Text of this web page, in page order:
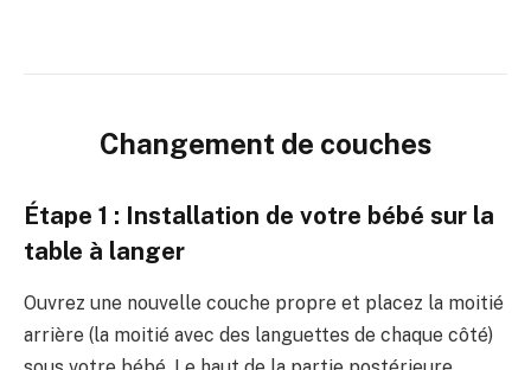
Changement de couches
Étape 1 : Installation de votre bébé sur la
table à langer
Ouvrez une nouvelle couche propre et placez la moitié
arrière (la moitié avec des languettes de chaque côté)